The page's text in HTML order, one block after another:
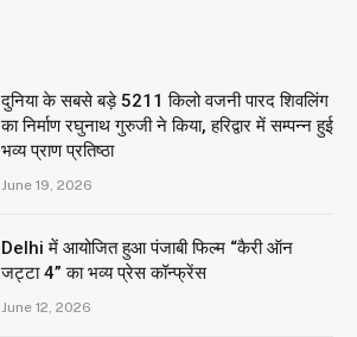
दुनिया के सबसे बड़े 5211 किलो वजनी पारद शिवलिंग
का निर्माण रघुनाथ गुरुजी ने किया, हरिद्वार में सम्पन्न हुई
भव्य प्राण प्रतिष्ठा
June 19, 2026
Delhi में आयोजित हुआ पंजाबी फिल्म “कैरी ऑन
जट्टा 4” का भव्य प्रेस कॉन्फ्रेंस
June 12, 2026